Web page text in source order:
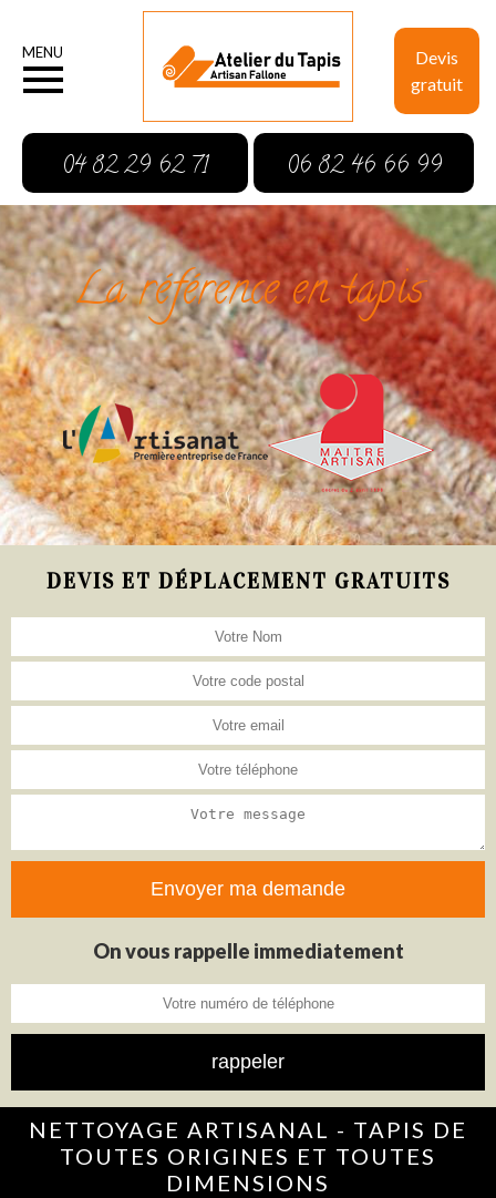
Devis
gratuit
MENU
04 82 29 62 71 06 82 46 66 99
La référence en tapis
DEVIS ET DÉPLACEMENT GRATUITS
On vous rappelle immediatement
NETTOYAGE ARTISANAL - TAPIS DE
TOUTES ORIGINES ET TOUTES
DIMENSIONS